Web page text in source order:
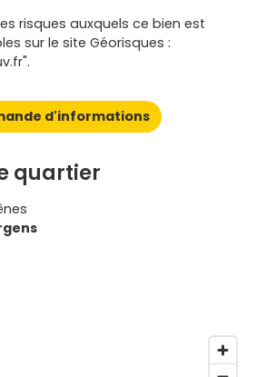
risques auxquels ce bien est
sur le site Géorisques :
d'informations
quartier